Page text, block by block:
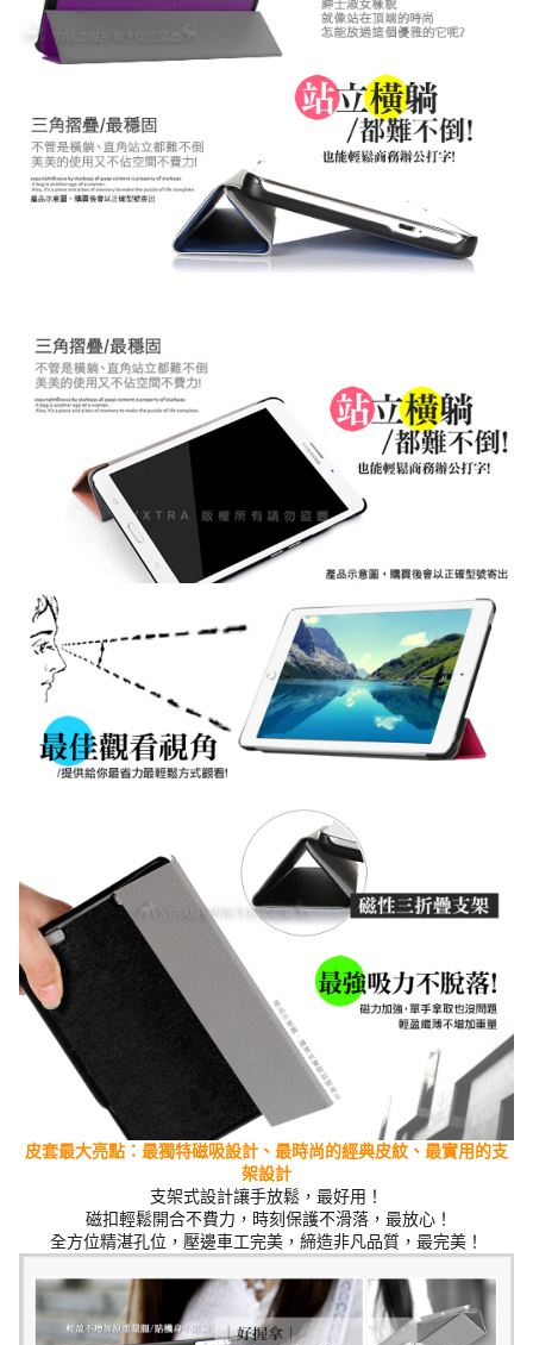
皮套最大亮點：最獨特磁吸設計、最時尚的經典皮紋 、最實用的支
架設計
支架式設計讓手放鬆，最好用！
磁扣輕鬆開合不費力，時刻保護不滑落，最放心！
全方位精湛孔位，壓邊車工完美，締造非凡品質，最完美！